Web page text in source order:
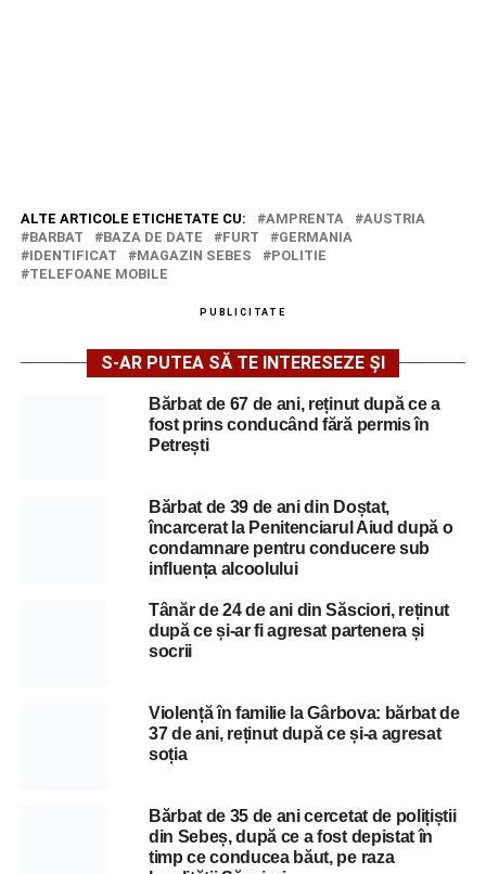
ALTE ARTICOLE ETICHETATE CU: AMPRENTA
AUSTRIA
BARBAT
BAZA DE DATE FURT
GERMANIA
IDENTIFICAT
MAGAZIN SEBES
POLITIE
TELEFOANE MOBILE
PUBLICITATE
S-AR PUTEA SĂ TE INTERESEZE ȘI
Bărbat de 67 de ani, reținut după ce a
fost prins conducând fără permis în
Petrești
Bărbat de 39 de ani din Doștat,
încarcerat la Penitenciarul Aiud după o
condamnare pentru conducere sub
influența alcoolului
Tânăr de 24 de ani din Săsciori, reținut
după ce și-ar fi agresat partenera și
socrii
Violență în familie la Gârbova: bărbat de
37 de ani, reținut după ce și-a agresat
soția
Bărbat de 35 de ani cercetat de polițiștii
din Sebeș, după ce a fost depistat în
timp ce conducea băut, pe raza